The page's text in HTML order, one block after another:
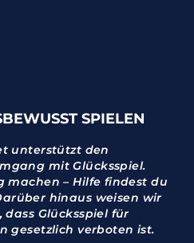
SPIELEN
unterstützt den
mit Glücksspiel.
machen – Hilfe findest du
hinaus weisen wir
Glücksspiel für
gesetzlich verboten ist.